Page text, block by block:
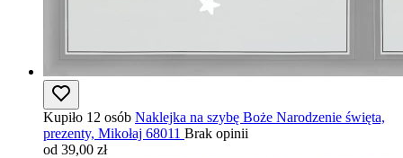
Kupiło 12 osób Naklejka na szybę Boże Narodzenie święta,
prezenty, Mikołaj 68011 Brak opinii
od 39,00 zł